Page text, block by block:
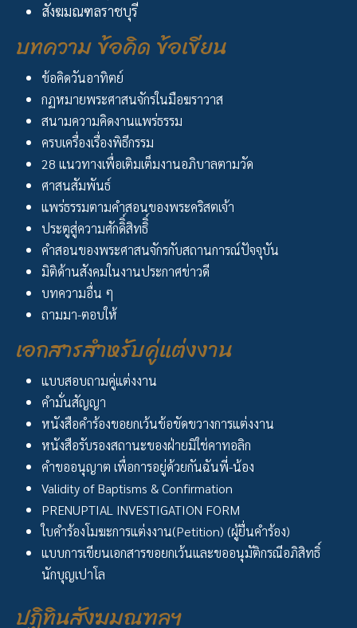
สังฆมณฑลราชบุรี
บทความ ข้อคิด ข้อเขียน
ข้อคิดวันอาทิตย์
กฏหมายพระศาสนจักรในมือฆราวาส
สนามความคิดงานแพร่ธรรม
ครบเครื่องเรื่องพิธีกรรม
28 แนวทางเพื่อเติมเต็มงานอภิบาลตามวัด
ศาสนสัมพันธ์
แพร่ธรรมตามคำสอนของพระคริสตเจ้า
ประตูสู่ความศักดิิ์สิทธิิ์
คำสอนของพระศาสนจักรกับสถานการณ์ปัจจุบัน
มิติด้านสังคมในงานประกาศข่าวดี
บทความอื่น ๆ
ถามมา-ตอบให้
เอกสารสำหรับคู่แต่งงาน
แบบสอบถามคู่แต่งงาน
คำมั่นสัญญา
หนังสือคำร้องขอยกเว้นข้อขัดขวางการแต่งงาน
หนังสือรับรองสถานะของฝ่ายมิใช่คาทอลิก
คำขออนุญาต เพื่อการอยู่ด้วยกันฉันพี่-น้อง
Validity of Baptisms & Confirmation
PRENUPTIAL INVESTIGATION FORM
ใบคำร้องโมฆะการแต่งงาน(Petition) (ผู้ยื่นคำร้อง)
แบบการเขียนเอกสารขอยกเว้นและขออนุมัติกรณีอภิสิทธิ์
นักบุญเปาโล
ปฏิทินสังฆมณฑลฯ